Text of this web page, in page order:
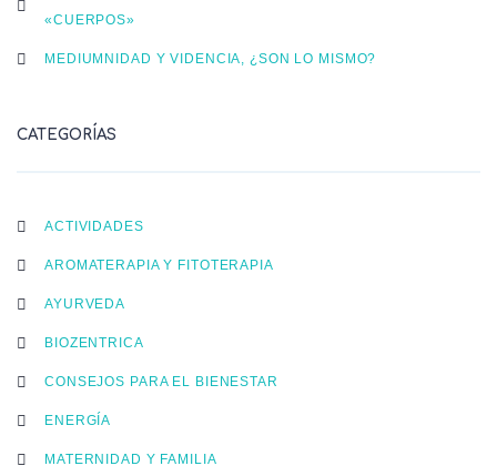
«CUERPOS»
MEDIUMNIDAD Y VIDENCIA, ¿SON LO MISMO?
CATEGORÍAS
ACTIVIDADES
AROMATERAPIA Y FITOTERAPIA
AYURVEDA
BIOZENTRICA
CONSEJOS PARA EL BIENESTAR
ENERGÍA
MATERNIDAD Y FAMILIA